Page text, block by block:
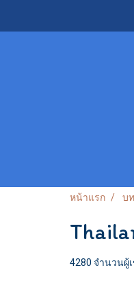
หน้าแรก บ
4280 จำนวนผู้